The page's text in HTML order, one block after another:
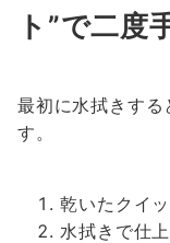
ト”で二度
最初に水拭きする
す。
乾いたクイ
水拭きで仕